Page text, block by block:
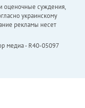
оценочные суждения,
украинскому
рекламы несет
медиа - R40-05097